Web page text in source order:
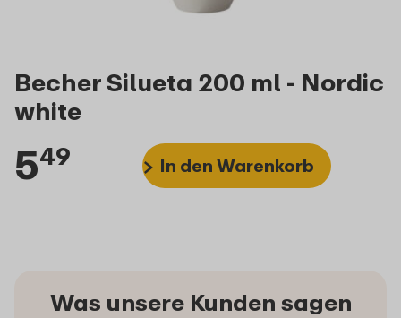
Becher Silueta 200 ml - Nordic
white
549 In den Warenkorb
Was unsere Kunden sagen